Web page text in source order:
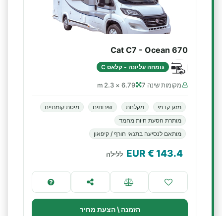
Cat C7 - Ocean 670
גומחה עליונה - קלאס C
מקומות שינה 7 6.79 × 2.3 m
מזגן קדמי מקלחת שירותים
מיטת קומתיים
מותרת הסעת חיות מחמד
מותאם לנסיעה בתנאי חורף / קיפאון
143.4
€ EUR ללילה
הזמנה \ הצעת מחיר